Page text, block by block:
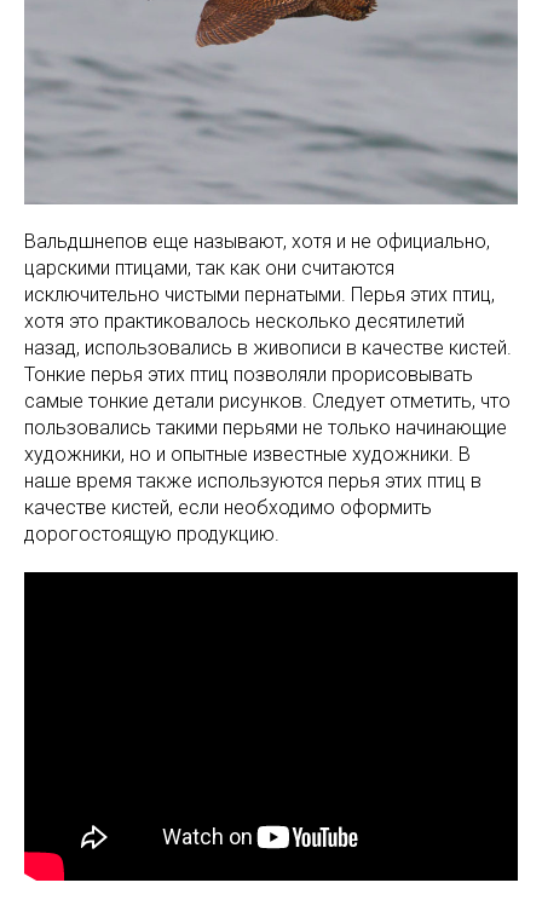
Вальдшнепов еще называют, хотя и не официально,
царскими птицами, так как они считаются
исключительно чистыми пернатыми. Перья этих птиц,
хотя это практиковалось несколько десятилетий
назад, использовались в живописи в качестве кистей.
Тонкие перья этих птиц позволяли прорисовывать
самые тонкие детали рисунков. Следует отметить, что
пользовались такими перьями не только начинающие
художники, но и опытные известные художники. В
наше время также используются перья этих птиц в
качестве кистей, если необходимо оформить
дорогостоящую продукцию.